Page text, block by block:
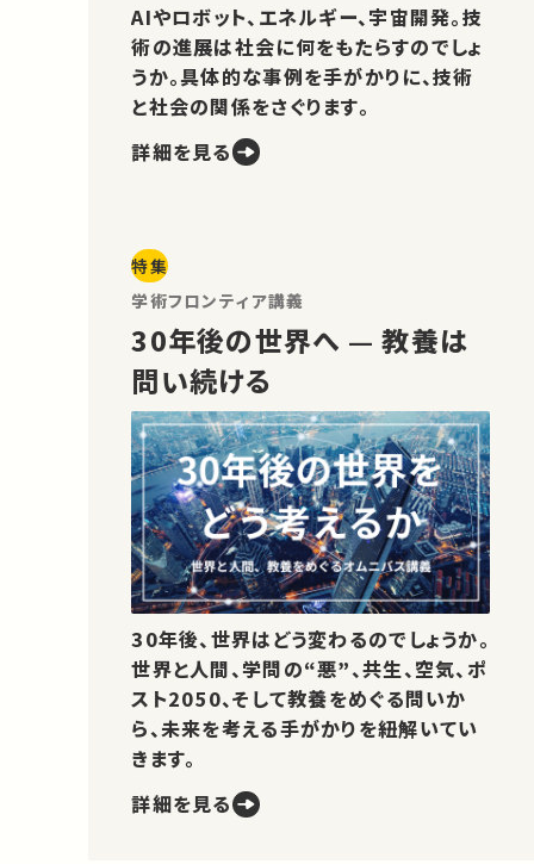
AIやロボット、エネルギー、宇宙開発。技
術の進展は社会に何をもたらすのでしょ
うか。具体的な事例を手がかりに、技術
と社会の関係をさぐります。
詳細を見る
特集
学術フロンティア講義
30年後の世界へ — 教養は
問い続ける
30年後、世界はどう変わるのでしょうか。
世界と人間、学問の“悪”、共生、空気、ポ
スト2050、そして教養をめぐる問いか
ら、未来を考える手がかりを紐解いてい
きます。
詳細を見る